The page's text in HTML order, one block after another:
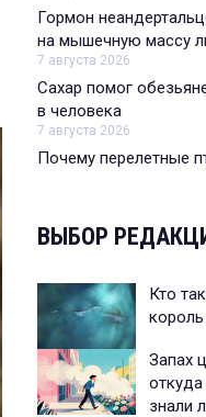
Гормон
на мышечную массу
7 августа 2026
Сахар помог
в человека
7 августа 2026
Почему перелетные
ВЫБОР
Кто
Запах
откуда
знали